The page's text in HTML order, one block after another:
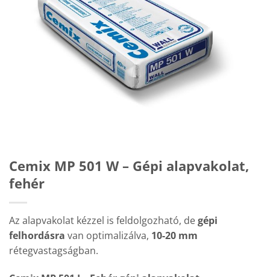
Cemix MP 501 W – Gépi alapvakolat,
fehér
Az alapvakolat kézzel is feldolgozható, degépi
felhordásra van optimalizálva, 10-20 mm
rétegvastagságban.